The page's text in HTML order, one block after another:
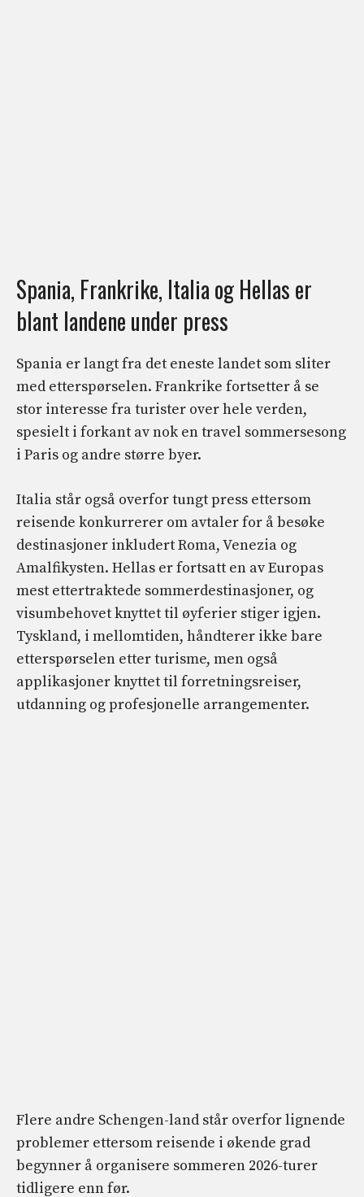
Spania, Frankrike, Italia og Hellas er
blant landene under press
Spania er langt fra det eneste landet som sliter
med etterspørselen. Frankrike fortsetter å se
stor interesse fra turister over hele verden,
spesielt i forkant av nok en travel sommersesong
i Paris og andre større byer.
Italia står også overfor tungt press ettersom
reisende konkurrerer om avtaler for å besøke
destinasjoner inkludert Roma, Venezia og
Amalfikysten. Hellas er fortsatt en av Europas
mest ettertraktede sommerdestinasjoner, og
visumbehovet knyttet til øyferier stiger igjen.
Tyskland, i mellomtiden, håndterer ikke bare
etterspørselen etter turisme, men også
applikasjoner knyttet til forretningsreiser,
utdanning og profesjonelle arrangementer.
Flere andre Schengen-land står overfor lignende
problemer ettersom reisende i økende grad
begynner å organisere sommeren 2026-turer
tidligere enn før.